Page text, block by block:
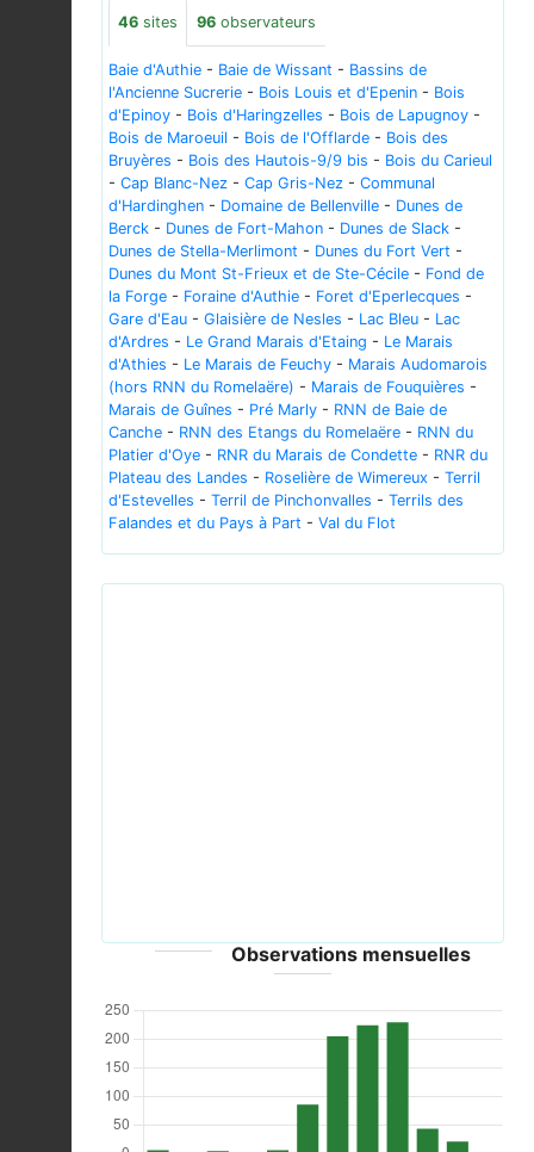
46 sites 96 observateurs
Baie d'Authie - Baie de Wissant - Bassins de
l'Ancienne Sucrerie - Bois Louis et d'Epenin - Bois
d'Epinoy - Bois d'Haringzelles - Bois de Lapugnoy -
Bois de Maroeuil - Bois de l'Offlarde - Bois des
Bruyères - Bois des Hautois-9/9 bis - Bois du Carieul
- Cap Blanc-Nez - Cap Gris-Nez - Communal
d'Hardinghen - Domaine de Bellenville - Dunes de
Berck - Dunes de Fort-Mahon - Dunes de Slack -
Dunes de Stella-Merlimont - Dunes du Fort Vert -
Dunes du Mont St-Frieux et de Ste-Cécile - Fond de
la Forge - Foraine d'Authie - Foret d'Eperlecques -
Gare d'Eau - Glaisière de Nesles - Lac Bleu - Lac
d'Ardres - Le Grand Marais d'Etaing - Le Marais
d'Athies - Le Marais de Feuchy - Marais Audomarois
(hors RNN du Romelaëre) - Marais de Fouquières -
Marais de Guînes - Pré Marly - RNN de Baie de
Canche - RNN des Etangs du Romelaëre - RNN du
Platier d'Oye - RNR du Marais de Condette - RNR du
Plateau des Landes - Roselière de Wimereux - Terril
d'Estevelles - Terril de Pinchonvalles - Terrils des
Falandes et du Pays à Part - Val du Flot
Observations mensuelles